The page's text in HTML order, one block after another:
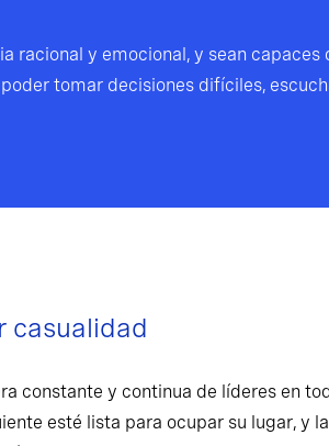
racional y emocional, y sean
tomar decisiones difíciles,
casualidad
constante y continua de líderes en
esté lista para ocupar su lugar, y